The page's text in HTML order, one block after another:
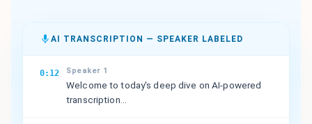
AI TRANSCRIPTION — SPEAKER LABELED
0:12 Speaker 1
Welcome to today's deep dive on AI-powered
transcription...